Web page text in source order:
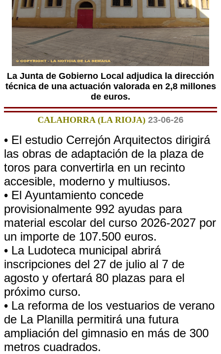
La Junta de Gobierno Local adjudica la dirección
técnica de una actuación valorada en 2,8 millones
de euros.
CALAHORRA (LA RIOJA) 23-06-26
• El estudio Cerrejón Arquitectos dirigirá
las obras de adaptación de la plaza de
toros para convertirla en un recinto
accesible, moderno y multiusos.
• El Ayuntamiento concede
provisionalmente 992 ayudas para
material escolar del curso 2026-2027 por
un importe de 107.500 euros.
• La Ludoteca municipal abrirá
inscripciones del 27 de julio al 7 de
agosto y ofertará 80 plazas para el
próximo curso.
• La reforma de los vestuarios de verano
de La Planilla permitirá una futura
ampliación del gimnasio en más de 300
metros cuadrados.